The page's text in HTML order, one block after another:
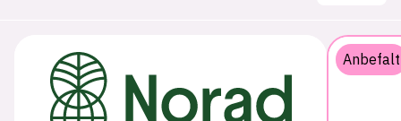
Anbefalt